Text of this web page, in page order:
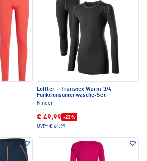
Löffler ·
Transtex Warm 3/4
Funktionsunterwäsche-Set
Kinder
€ 49,99 -23 %
UVP* € 64,99